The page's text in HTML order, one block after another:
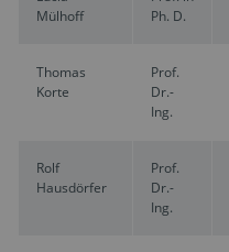
Mülhoff
Ph. D.
Thomas
Korte
Prof.
Dr.-
Ing.
Rolf
Hausdörfer
Prof.
Dr.-
Ing.